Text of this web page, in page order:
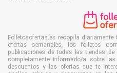
Folletosofertas.es recopila
ofertas semanales, los folletos
publicaciones de todas las tiendas de
completamente informado/a sobre
descuentos y las ofertas que te